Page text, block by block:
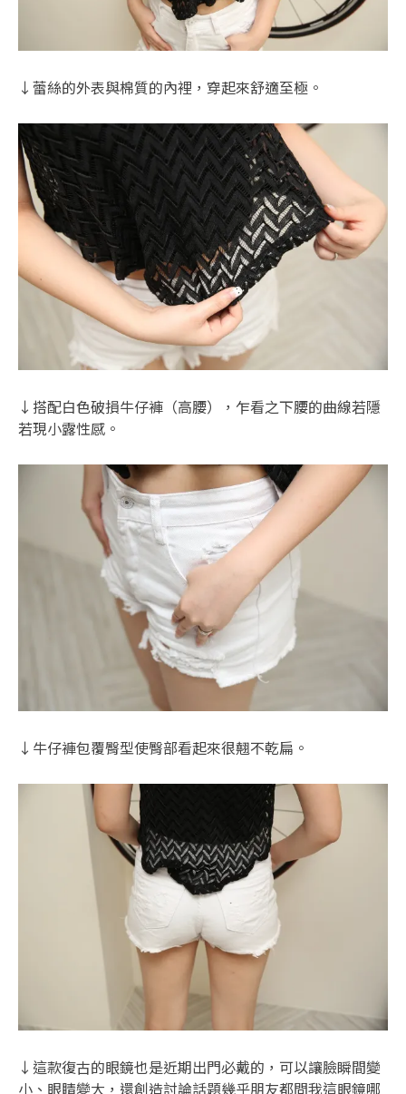
↓蕾絲的外表與棉質的內裡，穿起來舒適至極。
↓搭配白色破損牛仔褲（高腰），乍看之下腰的曲線若隱
若現小露性感。
↓牛仔褲包覆臀型使臀部看起來很翹不乾扁。
↓這款復古的眼鏡也是近期出門必戴的，可以讓臉瞬間變
小、眼睛變大，還創造討論話題幾乎朋友都問我這眼鏡哪